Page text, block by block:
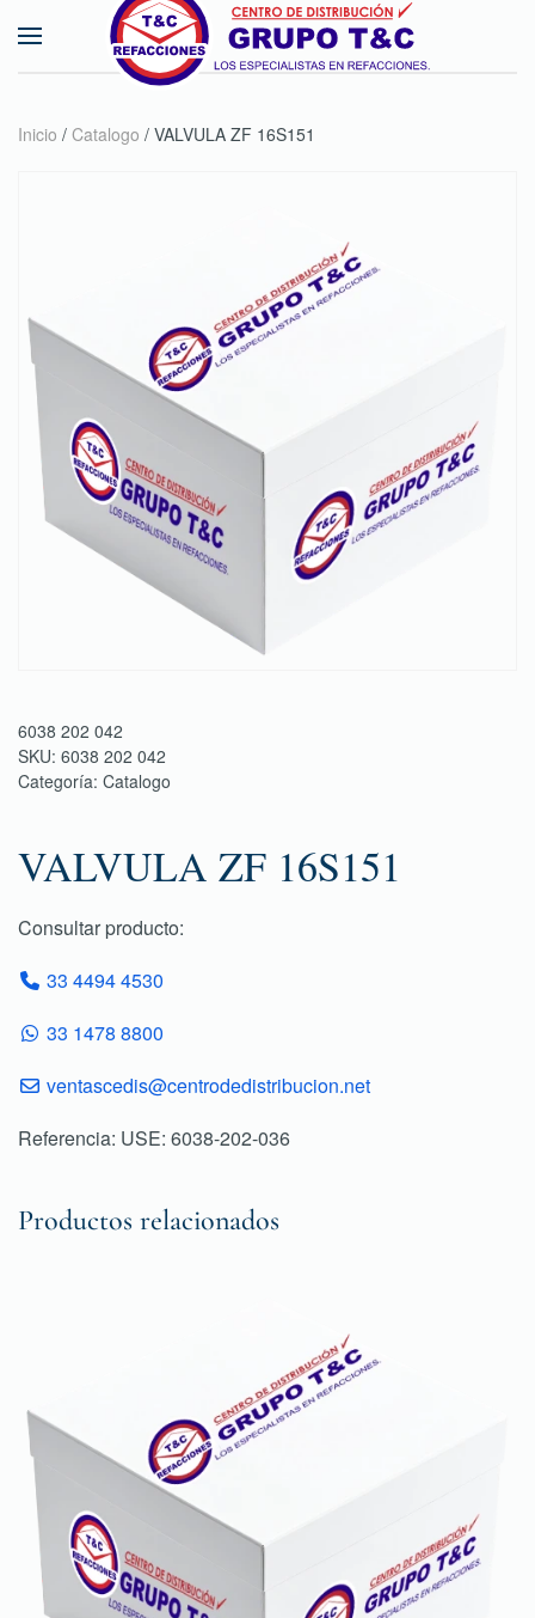
Skip to main content
Inicio / Catalogo / VALVULA ZF 16S151
6038 202 042
SKU: 6038 202 042
Categoría: Catalogo
VALVULA ZF 16S151
Consultar producto:
33 4494 4530
33 1478 8800
ventascedis@centrodedistribucion.net
Referencia: USE: 6038-202-036
Productos relacionados